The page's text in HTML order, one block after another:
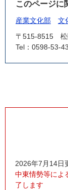
このページに
産業文化部 文
〒515-8515
Tel：0598-53-
2026年7月14日
中東情勢等によ
了します